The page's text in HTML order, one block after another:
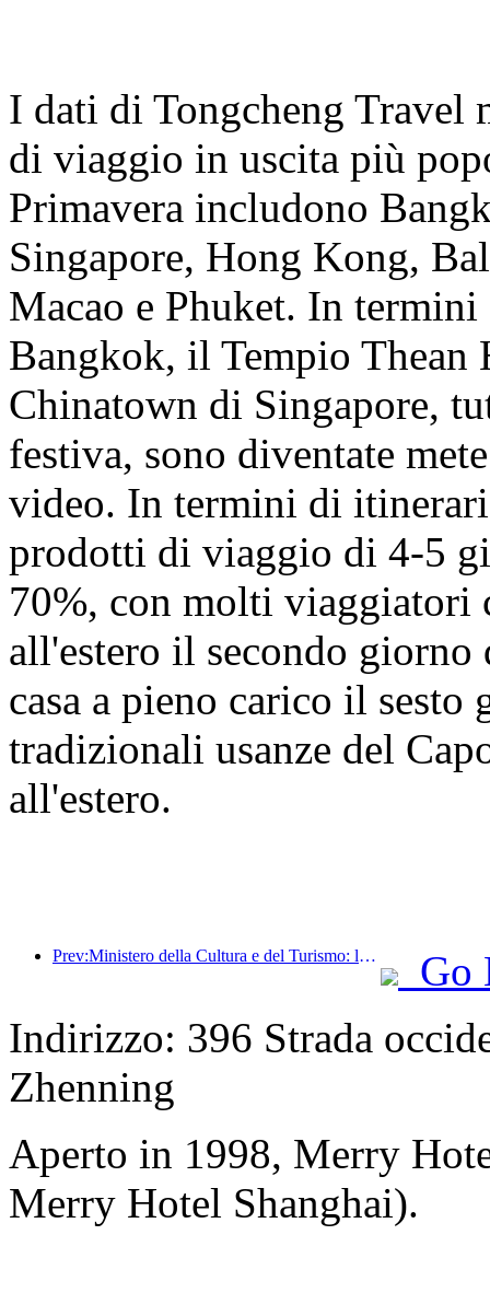
I dati di Tongcheng Travel
di viaggio in uscita più
Primavera includono
Singapore, Hong Kong,
Macao e Phuket. In
Bangkok, il Tempio
Chinatown di Singapore,
festiva, sono diventate
video. In termini di
prodotti di viaggio di 4-5
70%, con molti viaggiatori
all'estero il secondo giorno
casa a pieno carico il
tradizionali usanze del
all'estero.
Prev:Ministero della Cultura e del Turismo: lancio di 22 attività tematiche suddivise in 7 sezioni principali
Go
Indirizzo: 396 Strada
Zhenning
Aperto in 1998, Merry
Merry Hotel Shanghai).